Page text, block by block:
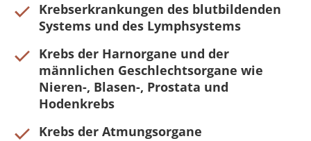
Krebserkrankungen des blutbildenden
Systems und des Lymphsystems
Krebs der Harnorgane und der
männlichen Geschlechtsorgane wie
Nieren-, Blasen-, Prostata und
Hodenkrebs
Krebs der Atmungsorgane